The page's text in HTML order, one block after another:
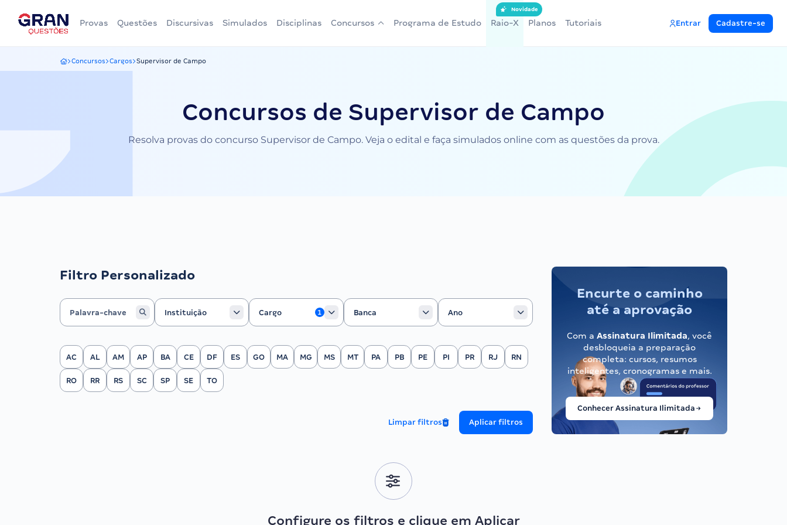
Provas Questões Discursivas Simulados Disciplinas Concursos Programa de Estudo Raio-X
Novidade
Planos Tutoriais Entrar Cadastre-se
Gran Questões
Concursos Cargos Supervisor de Campo
Concursos de Supervisor de Campo
Resolva provas do concurso Supervisor de Campo. Veja o edital e faça simulados online com as questões da prova.
Filtro Personalizado
Instituição
Instituição
Cargo
Cargo
1
Banca
Banca
Ano
Ano
Filtrar por Estado
AC AL AM AP BA CE DF ES GO MA MG MS MT PA PB PE PI PR RJ RN
RO RR RS SC SP SE TO
Limpar filtros Aplicar filtros
Encurte o caminho
até a aprovação
Com a Assinatura Ilimitada, você
desbloqueia a preparação
completa: cursos, resumos
inteligentes, cronogramas e mais.
Conhecer Assinatura Ilimitada
Configure os filtros e clique em Aplicar